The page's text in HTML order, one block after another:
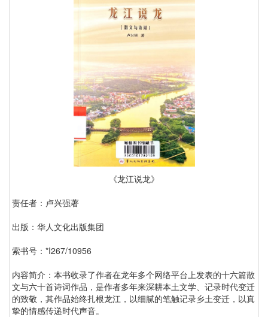
《龙江说龙》
责任者：卢兴强著
出版：华人文化出版集团
索书号：*I267/10956
内容简介：本书收录了作者在龙年多个网络平台上发表的十六篇散
文与六十首诗词作品，是作者多年来深耕本土文学、记录时代变迁
的致敬，其作品始终扎根龙江，以细腻的笔触记录乡土变迁，以真
挚的情感传递时代声音。